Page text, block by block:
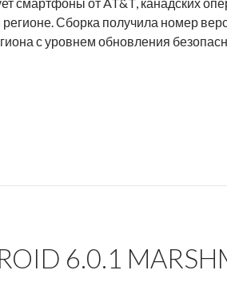
Сборка получила номер
с уровнем обновления
Android Marshmallow для PRIV
6.0.1